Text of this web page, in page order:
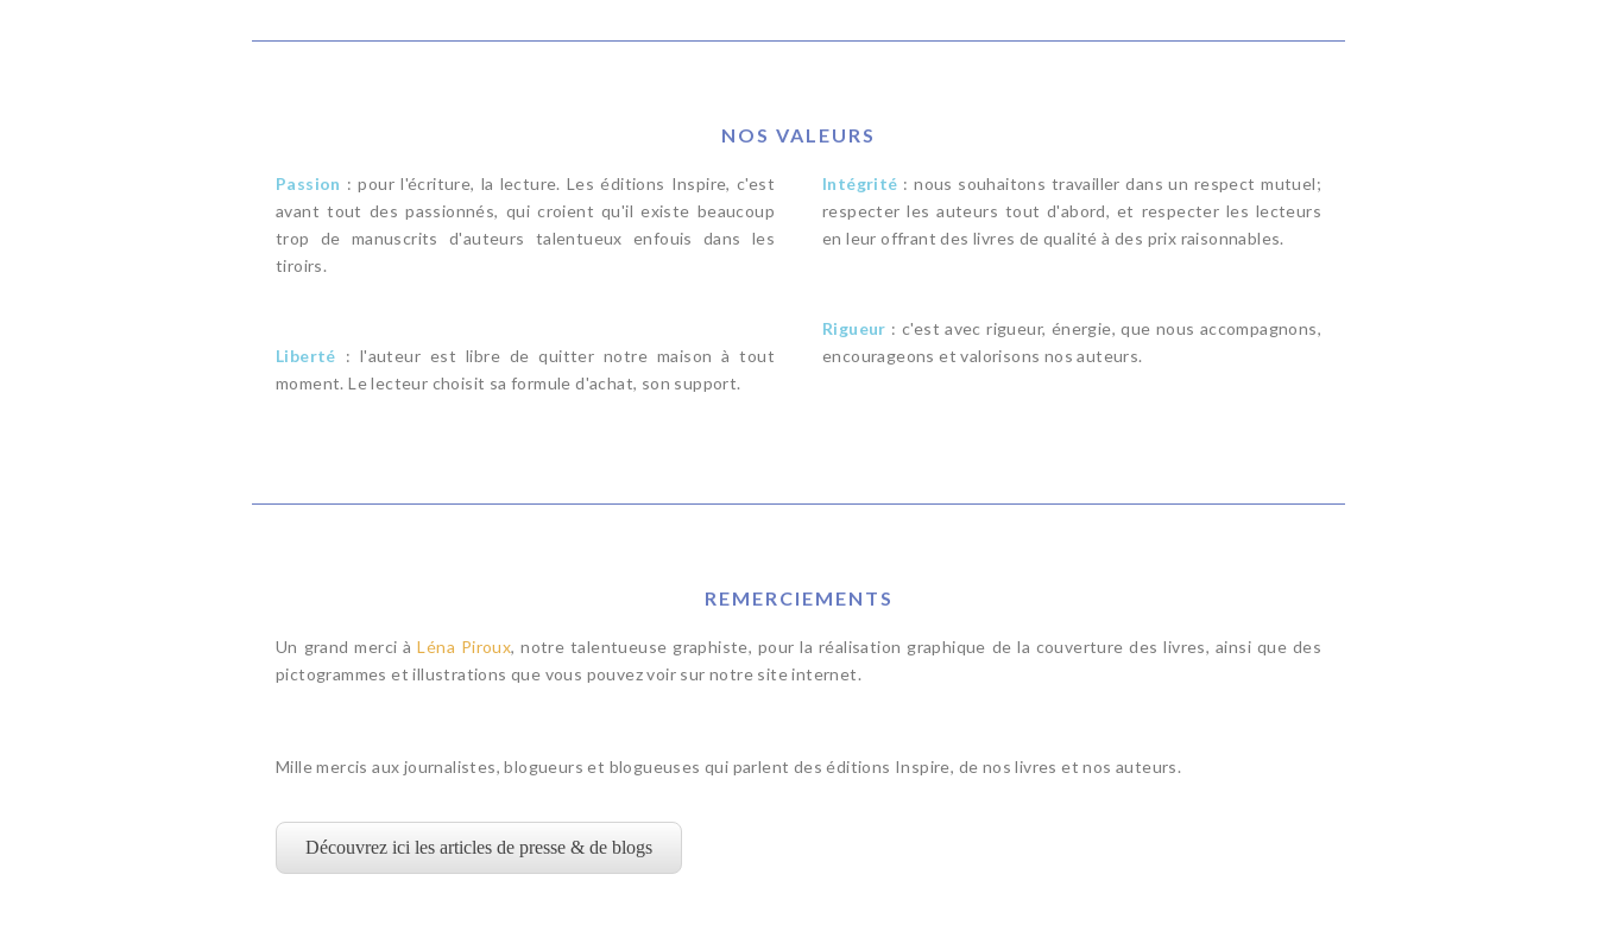
NOS VALEURS
Passion : pour l'écriture, la lecture. Les éditions Inspire, c'est
avant tout des passionnés, qui croient qu'il existe beaucoup
trop de manuscrits d'auteurs talentueux enfouis dans les
tiroirs.
Liberté : l'auteur est libre de quitter notre maison à tout
moment. Le lecteur choisit sa formule d'achat, son support.
Intégrité : nous souhaitons travailler dans un respect mutuel;
respecter les auteurs tout d'abord, et respecter les lecteurs
en leur offrant des livres de qualité à des prix raisonnables.
Rigueur : c'est avec rigueur, énergie, que nous accompagnons,
encourageons et valorisons nos auteurs.
REMERCIEMENTS
Un grand merci àLéna Piroux, notre talentueuse graphiste, pour la réalisation graphique de la couverture des livres, ainsi que des
pictogrammes et illustrations que vous pouvez voir sur notre site internet.
Mille mercis aux journalistes, blogueurs et blogueuses qui parlent des éditions Inspire, de nos livres et nos auteurs.
Découvrez ici les articles de presse & de blogs